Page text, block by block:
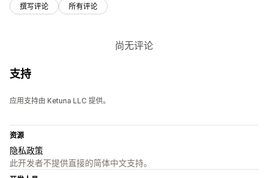
撰写评论 所有评论
尚无评论
支持
应用支持由 Ketuna LLC 提供。
资源
隐私政策
此开发者不提供直接的简体中文支持。